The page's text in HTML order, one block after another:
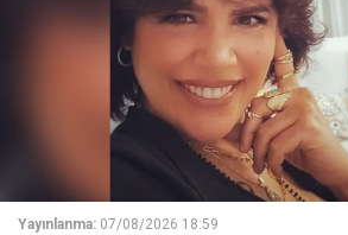
Yayınlanma: 07/08/2026 18:59